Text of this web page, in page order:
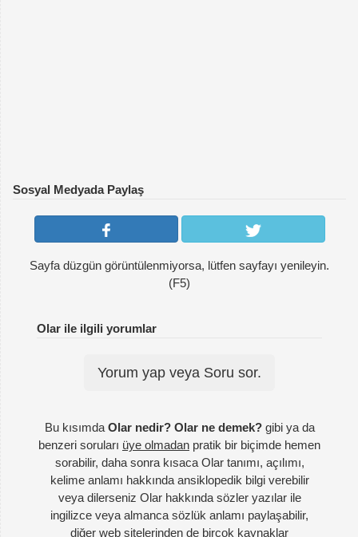
Sosyal Medyada Paylaş
Sayfa düzgün görüntülenmiyorsa, lütfen sayfayı yenileyin.
(F5)
Olar ile ilgili yorumlar
Yorum yap veya Soru sor.
Bu kısımdaOlar nedir? Olar ne demek?gibi ya da
benzeri soruları üye olmadan pratik bir biçimde hemen
sorabilir, daha sonra kısaca Olar tanımı, açılımı,
kelime anlamı hakkında ansiklopedik bilgi verebilir
veya dilerseniz Olar hakkında sözler yazılar ile
ingilizce veya almanca sözlük anlamı paylaşabilir,
diğer web sitelerinden de birçok kaynaklar